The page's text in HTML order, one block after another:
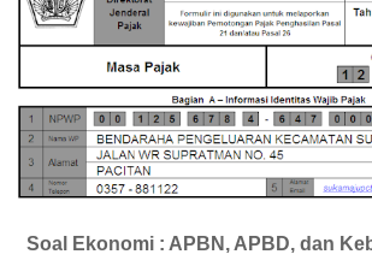
Soal Ekonomi : APBN, APBD, dan